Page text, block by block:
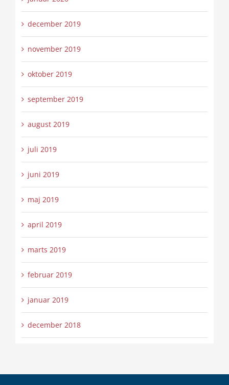
december 2019
november 2019
oktober 2019
september 2019
august 2019
juli 2019
juni 2019
maj 2019
april 2019
marts 2019
februar 2019
januar 2019
december 2018